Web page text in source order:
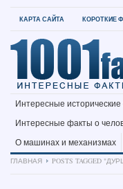
КАРТА САЙТА КОРОТКИЕ
Интересные
Интересные факты о
О машинах и механизмах
ГЛАВНАЯ
POSTS TAGGED